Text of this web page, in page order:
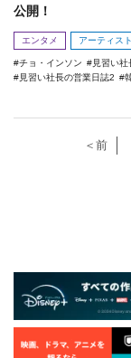
公開！
エンタメ アーティスト
チョ・インソン
見習い
見習い社長の営業日誌2
＜前